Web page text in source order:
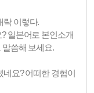
략 이렇다.
일본어로 본인소개
씀해 보세요.
네요? 어떠한 경험이